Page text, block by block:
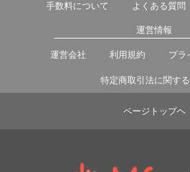
手数料について よくある質問
運営情報
運営会社 利用規約 プラ
特定商取引法に関す
ページトップヘ